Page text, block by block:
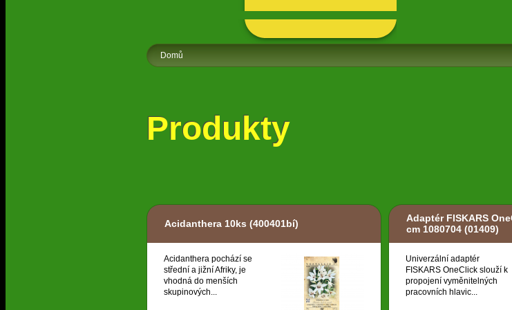
Domů
Produkty
Acidanthera 10ks (400401bí)
Acidanthera pochází se
střední a jižní Afriky, je
vhodná do menších
skupinových...
Adaptér FISKARS
cm 1080704 (01409)
Univerzální adaptér
FISKARS OneClick slouží k
propojení vyměnitelných
pracovních hlavic...